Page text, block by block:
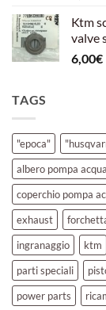
Ktm
valve
6,00€
TAGS
"epoca"
albero pompa acqua
coperchio pompa
exhaust
ingranaggio
ktm
parti speciali
power parts